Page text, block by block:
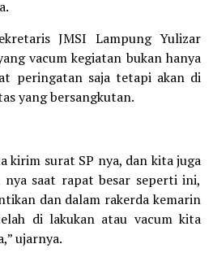
JMSI Lampung Yulizar
vacum kegiatan bukan hanya
peringatan saja tetapi akan di
yang bersangkutan.
kirim surat SP nya, dan kita juga
saat rapat besar seperti ini,
dan dalam rakerda kemarin
di lakukan atau vacum kita
ujarnya.